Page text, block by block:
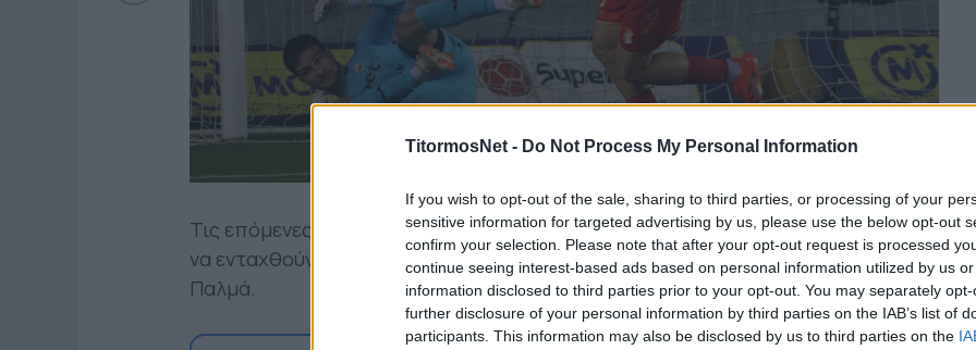
TitormosNet - Do Not Process My Personal Information
If you wish to opt-out of the sale, sharing to third parties, or processing of your
sensitive information for targeted advertising by us, please use the below opt-out
confirm your selection. Please note that after your opt-out request is processed
continue seeing interest-based ads based on personal information utilized by us
information disclosed to third parties prior to your opt-out. You may separately
further disclosure of your personal information by third parties on the IAB’s list of
participants. This information may also be disclosed by us to third parties on the
Τις επόμενες ώρες αναμένονται στο Αγρίνιο για να υπογράψουν συμβόλαια και
να ενταχθούν στις προπονήσεις οι Άντριγια Μαϊντέβατς και Φερμίν Ρουίθ
Παλμά.